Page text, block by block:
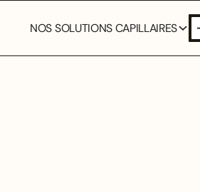
NOS SOLUTIONS CAPILLAIRES